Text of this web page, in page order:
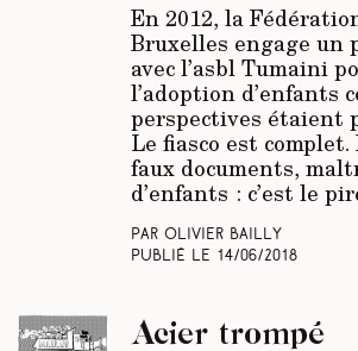
En 2012, la
Bruxelles engage un
avec l’asbl Tumaini
l’adoption d’enfants
perspectives étaient
Le fiasco est
faux documents,
d’enfants : c’est le
Par Olivier Bailly
Publié le 14/06/2018
Acier trompé